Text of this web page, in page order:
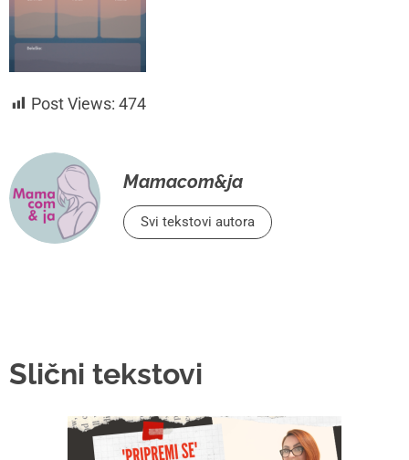
Post Views: 474
Mamacom&ja
Svi tekstovi autora
Slični tekstovi